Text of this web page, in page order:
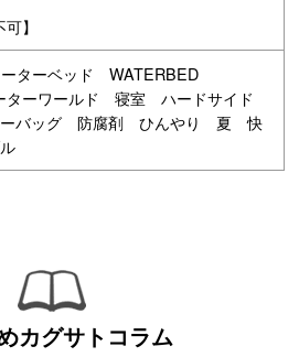
】
ターベッド WATERBED
ターワールド 寝室 ハードサイド
ーバッグ 防腐剤 ひんやり 夏 快
カグサトコラム